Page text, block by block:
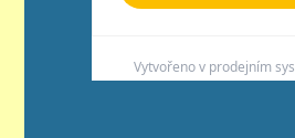
Vytvořeno v prodejním